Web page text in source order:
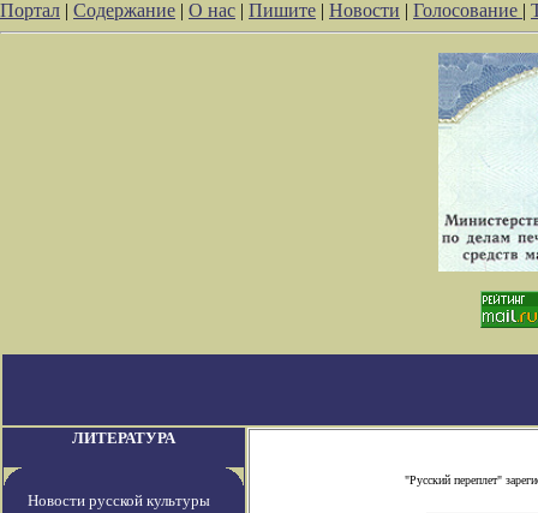
Портал | Содержание | О нас | Пишите | Новости | Голосование |
ЛИТЕРАТУРА
Новости русской культуры
"Русский переплет"